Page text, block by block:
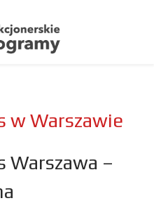
w Warszawie
Warszawa –